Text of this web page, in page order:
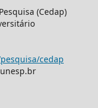
(Cedap)
cedap